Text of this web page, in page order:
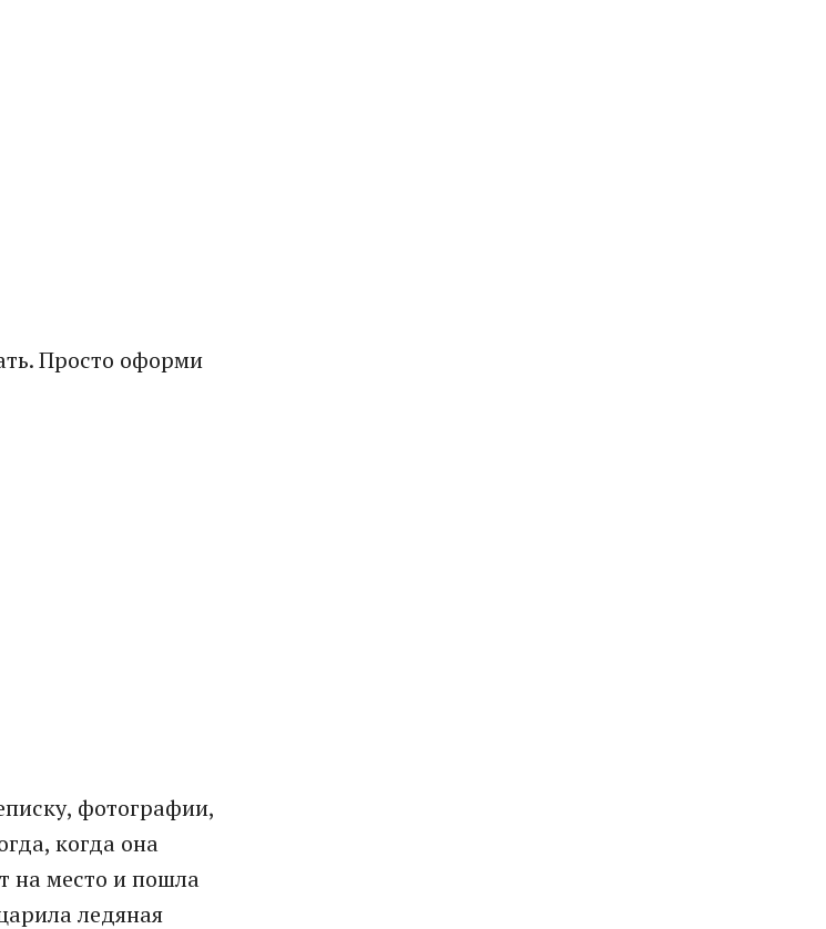
Просто оформи
фотографии,
когда она
на место и пошла
ледяная